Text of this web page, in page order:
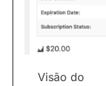
Visão do